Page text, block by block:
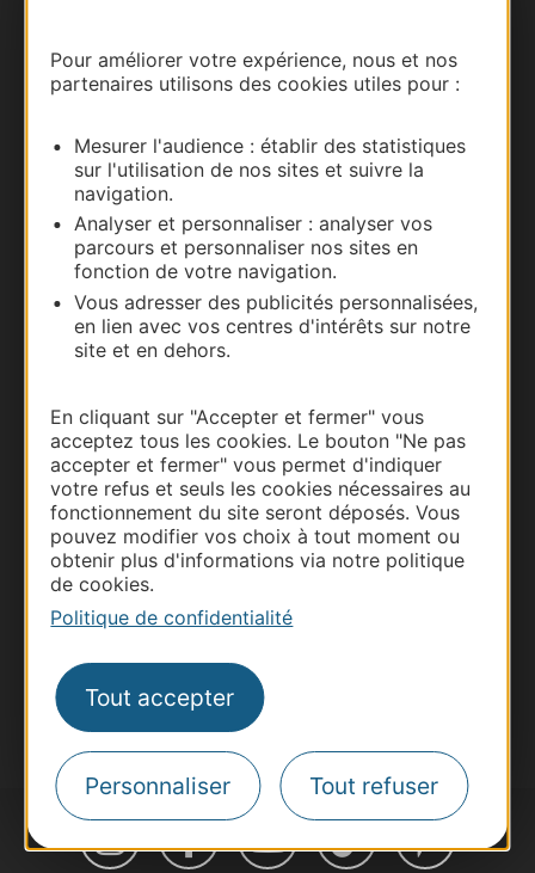
Pour améliorer votre expérience, nous et nos
partenaires utilisons des cookies utiles pour :
Mesurer l'audience : établir des statistiques
sur l'utilisation de nos sites et suivre la
navigation.
Analyser et personnaliser : analyser vos
parcours et personnaliser nos sites en
fonction de votre navigation.
Vous adresser des publicités personnalisées,
en lien avec vos centres d'intérêts sur notre
site et en dehors.
En cliquant sur "Accepter et fermer" vous
acceptez tous les cookies. Le bouton "Ne pas
accepter et fermer" vous permet d'indiquer
votre refus et seuls les cookies nécessaires au
fonctionnement du site seront déposés. Vous
pouvez modifier vos choix à tout moment ou
obtenir plus d'informations via notre politique
de cookies.
Politique de confidentialité
Tout accepter
Personnaliser Tout refuser
Carte interactive
Thermalisme
Business/Mice
Pros d'Occitanie
Site presse et d'influence
Voyagistes
Destination Sport
Inscrivez-vous à la lettre d'information
suggestions de séjours, de visites et de sorties.
Je m'abonne